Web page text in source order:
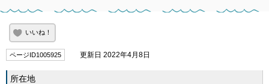
いいね！
ページID1005925 更新日 2022年4月8日
所在地